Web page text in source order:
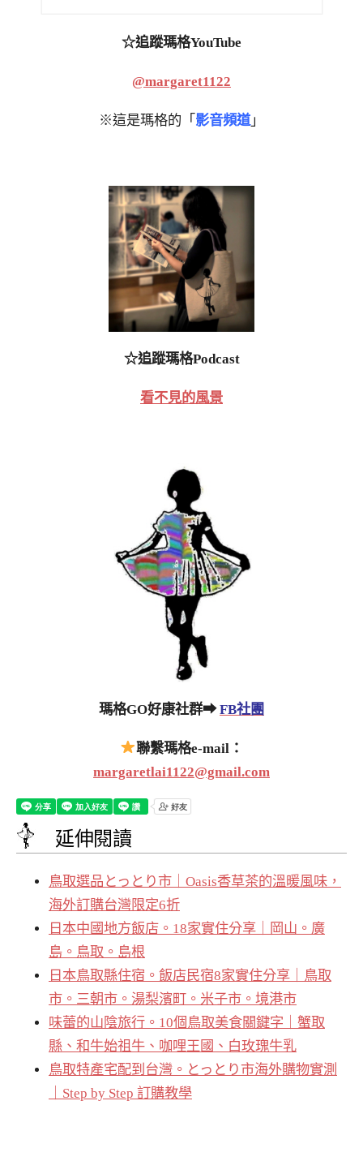
☆追蹤瑪格YouTube
@margaret1122
※這是瑪格的「 影音頻道 」
☆追蹤瑪格Podcast
看不見的風景
瑪格GO好康社群➡FB社團
聯繫瑪格e-mail：
margaretlai1122@gmail.com
延伸閱讀
鳥取選品とっとり市｜Oasis香草茶的溫暖風味，
海外訂購台灣限定6折
日本中國地方飯店。18家實住分享｜岡山。廣
島。鳥取。島根
日本鳥取縣住宿。飯店民宿8家實住分享｜鳥取
市。三朝市。湯梨濱町。米子市。境港市
味蕾的山陰旅行。10個鳥取美食關鍵字｜蟹取
縣、和牛始祖牛、咖哩王國、白玫瑰牛乳
鳥取特產宅配到台灣。とっとり市海外購物實測
｜Step by Step 訂購教學